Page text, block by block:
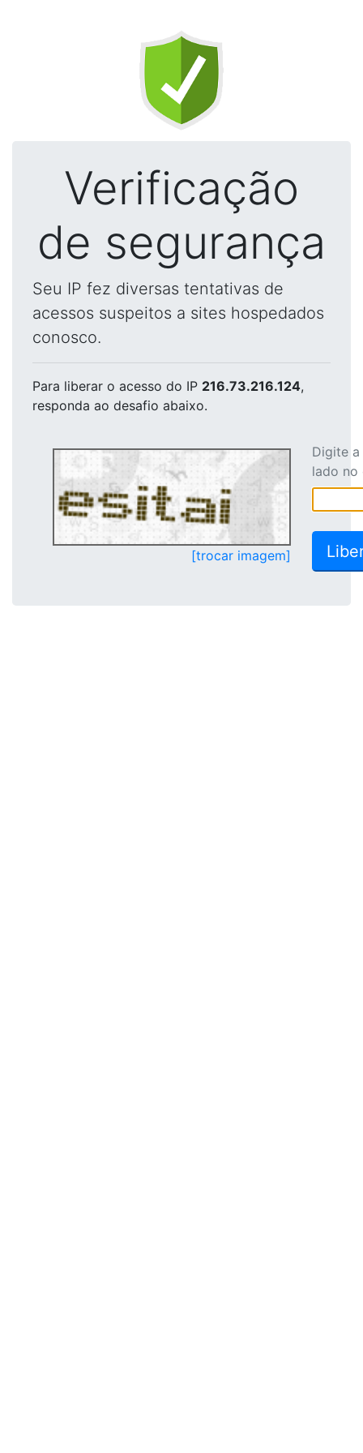
Verificação
de segurança
Seu IP fez diversas tentativas de
acessos suspeitos a sites hospedados
conosco.
Para liberar o acesso do IP 216.73.216.124,
responda ao desafio abaixo.
[trocar imagem]
Digite
lado no